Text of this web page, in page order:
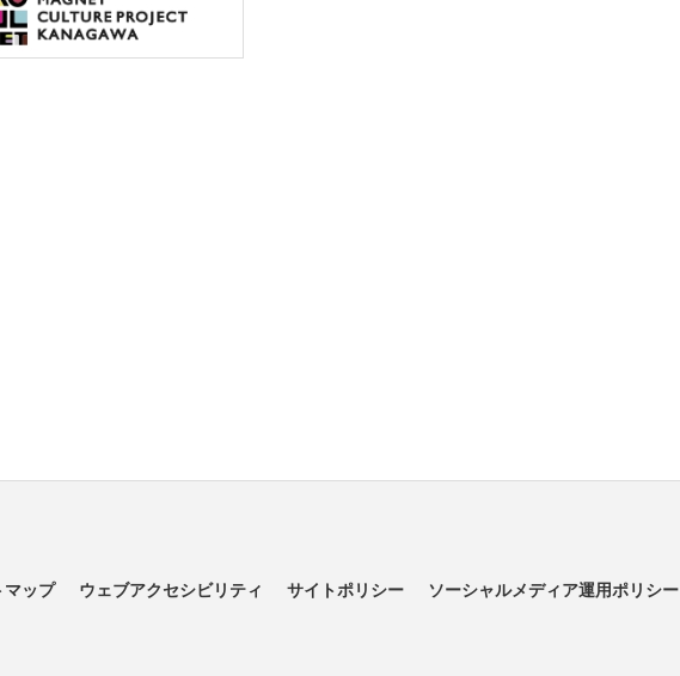
マップ ウェブアクセシビリティ サイトポリシー ソーシャルメディア運用ポリシー